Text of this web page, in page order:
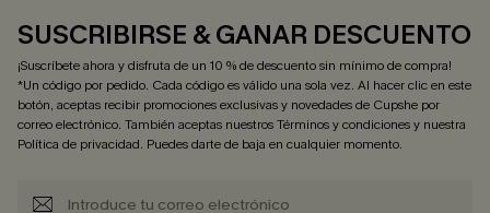
SUSCRIBIRSE & GANAR DESCUENTO
¡Suscríbete ahora y disfruta de un 10 % de descuento sin mínimo de compra!
*Un código por pedido. Cada código es válido una sola vez. Al hacer clic en este
botón, aceptas recibir promociones exclusivas y novedades de Cupshe por
correo electrónico. También aceptas nuestrosTérminos y condicionesy nuestra
Política de privacidad. Puedes darte de baja en cualquier momento.